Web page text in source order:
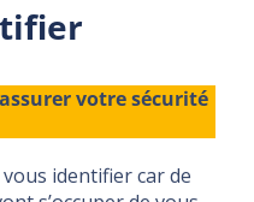
votre sécurité
identifier car de